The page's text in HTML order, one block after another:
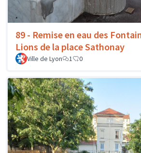
89 - Remise en eau des
Lions de la place Sathonay
Ville de Lyon 1 0